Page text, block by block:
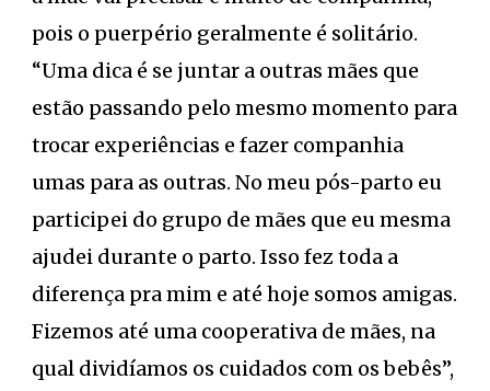
pois o puerpério geralmente é solitário.
“Uma dica é se juntar a outras mães que
estão passando pelo mesmo momento para
trocar experiências e fazer companhia
umas para as outras. No meu pós-parto eu
participei do grupo de mães que eu mesma
ajudei durante o parto. Isso fez toda a
diferença pra mim e até hoje somos amigas.
Fizemos até uma cooperativa de mães, na
qual dividíamos os cuidados com os bebês”,